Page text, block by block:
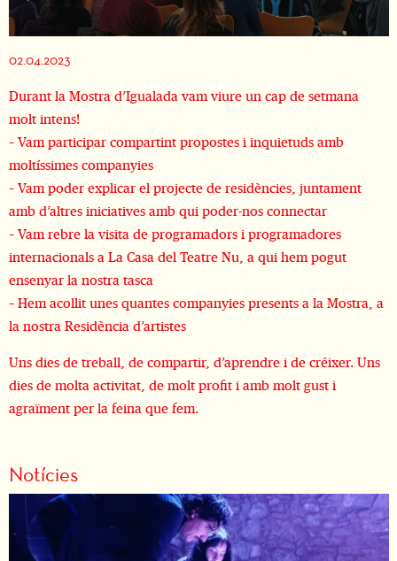
02.04.2023
Durant la Mostra d’Igualada vam viure un cap de setmana
molt intens!
– Vam participar compartint propostes i inquietuds amb
moltíssimes companyies
– Vam poder explicar el projecte de residències, juntament
amb d’altres iniciatives amb qui poder-nos connectar
– Vam rebre la visita de programadors i programadores
internacionals a La Casa del Teatre Nu, a qui hem pogut
ensenyar la nostra tasca
– Hem acollit unes quantes companyies presents a la Mostra, a
la nostra Residència d’artistes
Uns dies de treball, de compartir, d’aprendre i de créixer. Uns
dies de molta activitat, de molt profit i amb molt gust i
agraïment per la feina que fem.
Notícies